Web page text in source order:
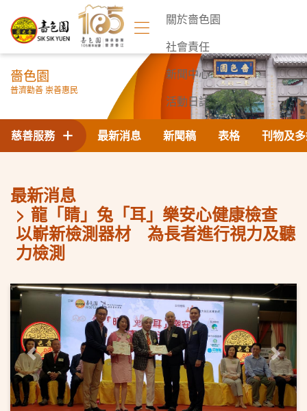
關於嗇色園
社會責任
新聞中心
活動日誌
聯絡我們
嗇色園
普濟勸善 崇善惠民
最新消息 新聞稿 表格 刊物及
慈善服務
最新消息
龍「睛」兔「耳」樂安心健康檢查
以嶄新檢測器材 為長者進行視力及聽
力檢測
上一頁 下一頁